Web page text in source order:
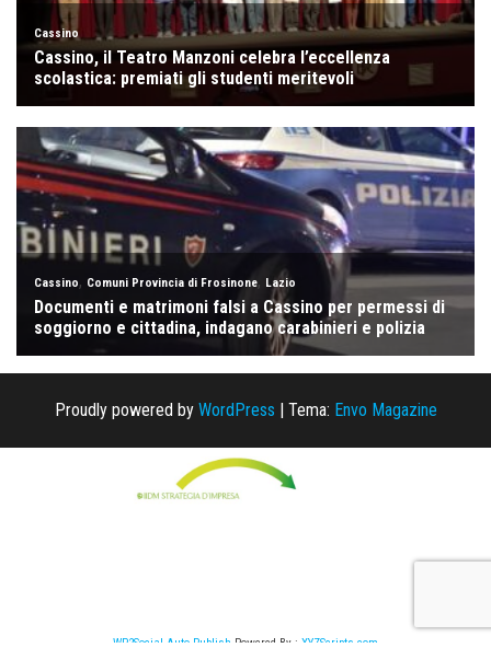
Proudly powered by WordPress | Tema: Envo Magazine
WP2Social Auto Publish Powered By : XYZScripts.com